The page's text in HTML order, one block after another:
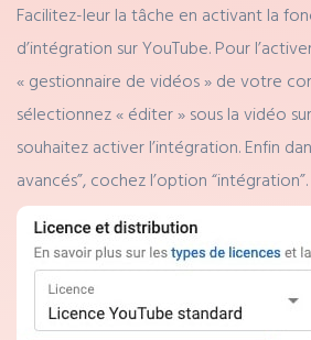
Facilitez-leur la tâche en activant la
d’intégration sur YouTube. Pour
« gestionnaire de vidéos » de votre
sélectionnez « éditer » sous la vidéo
souhaitez activer l’intégration. Enfin
avancés”, cochez l’option “intégration”.